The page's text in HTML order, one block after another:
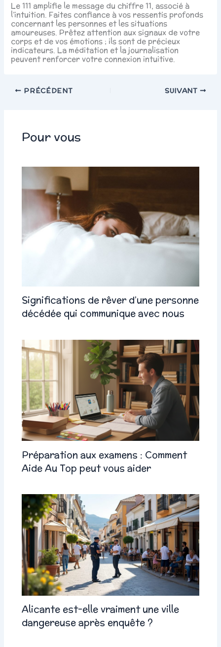
Le 111 amplifie le message du chiffre 11, associé à
l’intuition. Faites confiance à vos ressentis profonds
concernant les personnes et les situations
amoureuses. Prêtez attention aux signaux de votre
corps et de vos émotions ; ils sont de précieux
indicateurs. La méditation et la journalisation
peuvent renforcer votre connexion intuitive.
PRÉCÉDENT SUIVANT
Pour vous
Significations de rêver d’une personne
décédée qui communique avec nous
Préparation aux examens : Comment
Aide Au Top peut vous aider
Alicante est-elle vraiment une ville
dangereuse après enquête ?